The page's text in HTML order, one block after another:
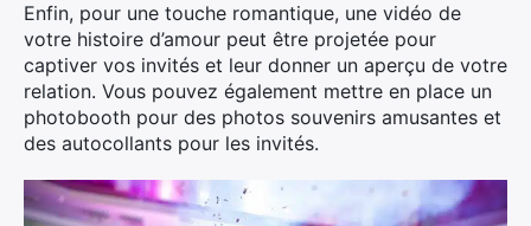
Enfin, pour une touche romantique, une vidéo de
votre histoire d’amour peut être projetée pour
captiver vos invités et leur donner un aperçu de votre
relation. Vous pouvez également mettre en place un
photobooth pour des photos souvenirs amusantes et
des autocollants pour les invités.